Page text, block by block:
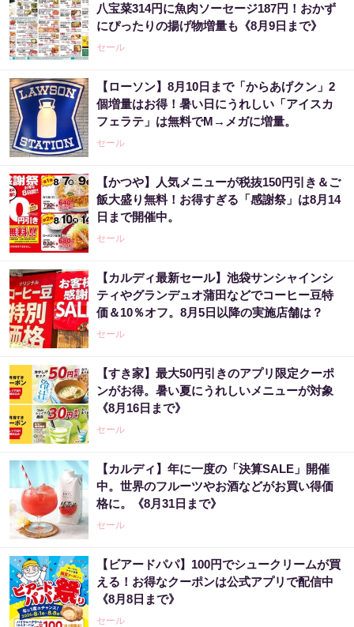
八宝菜314円に魚肉ソーセージ187円！おかず
にぴったりの揚げ物増量も《8月9日まで》
セール
【ローソン】8月10日まで「からあげクン」2
個増量はお得！暑い日にうれしい「アイスカ
フェラテ」は無料でM→メガに増量。
セール
【かつや】人気メニューが税抜150円引き＆ご
飯大盛り無料！お得すぎる「感謝祭」は8月14
日まで開催中。
セール
【カルディ最新セール】池袋サンシャインシ
ティやグランデュオ蒲田などでコーヒー豆特
価＆10％オフ。8月5日以降の実施店舗は？
セール
【すき家】最大50円引きのアプリ限定クーポ
ンがお得。暑い夏にうれしいメニューが対象
《8月16日まで》
セール
【カルディ】年に一度の「決算SALE」開催
中。世界のフルーツやお酒などがお買い得価
格に。《8月31日まで》
セール
【ビアードパパ】100円でシュークリームが買
える！お得なクーポンは公式アプリで配信中
《8月8日まで》
セール